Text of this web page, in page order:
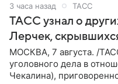
3 часа назад ТАСС
ТАСС узнал о
Лерчек,
МОСКВА, 7 августа. /
уголовного дела в
Чекалина),